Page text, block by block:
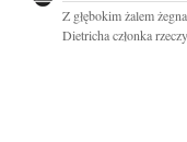
Z głębokim żalem
Dietricha członka